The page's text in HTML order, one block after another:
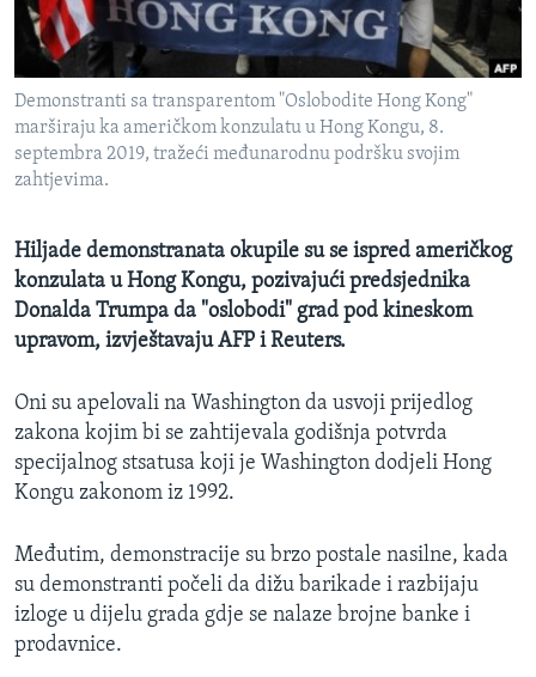
MAGAZIN
O GLASU AMERIKE
Learning English
PRATITE NAS
Jezici
Demonstranti sa transparentom "Oslobodite Hong Kong"
marširaju ka američkom konzulatu u Hong Kongu, 8.
septembra 2019, tražeći međunarodnu podršku svojim
zahtjevima.
Hiljade demonstranata okupile su se ispred američkog
konzulata u Hong Kongu, pozivajući predsjednika
Donalda Trumpa da "oslobodi" grad pod kineskom
upravom, izvještavaju AFP i Reuters.
Oni su apelovali na Washington da usvoji prijedlog
zakona kojim bi se zahtijevala godišnja potvrda
specijalnog stsatusa koji je Washington dodjeli Hong
Kongu zakonom iz 1992.
Međutim, demonstracije su brzo postale nasilne, kada
su demonstranti počeli da dižu barikade i razbijaju
izloge u dijelu grada gdje se nalaze brojne banke i
prodavnice.